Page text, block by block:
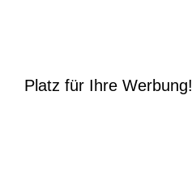
Platz für Ihre Werbung!